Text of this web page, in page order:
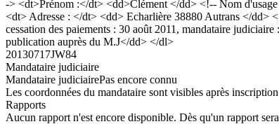
-> <dt>Prénom :</dt> <dd>Clément </dd> <!-- Nom
<dt> Adresse : </dt> <dd> Echarlière 38880 Autrans </dd>
cessation des paiements : 30 août 2011, mandataire
publication auprès du M.J</dd> </dl>
20130717JW84
Mandataire judiciaire
Mandataire judiciairePas encore connu
Les coordonnées du mandataire sont visibles après
Rapports
Aucun rapport n'est encore disponible. Dès qu'un rapport